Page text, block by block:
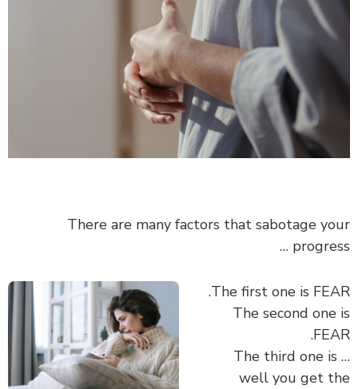
There are many factors that sabotage your
progress …
The first one is FEAR.
The second one is
FEAR.
The third one is …
well you get the